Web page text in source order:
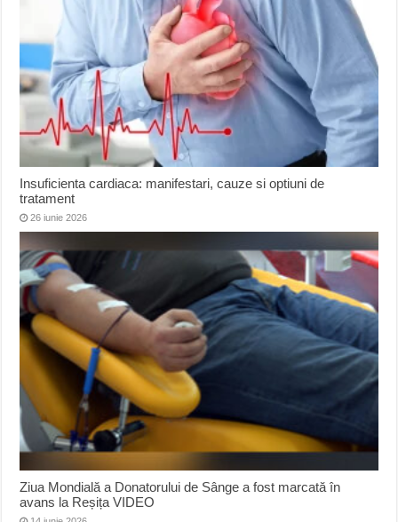
Insuficienta cardiaca: manifestari, cauze si optiuni de
tratament
26 iunie 2026
Ziua Mondială a Donatorului de Sânge a fost marcată în
avans la Reșița VIDEO